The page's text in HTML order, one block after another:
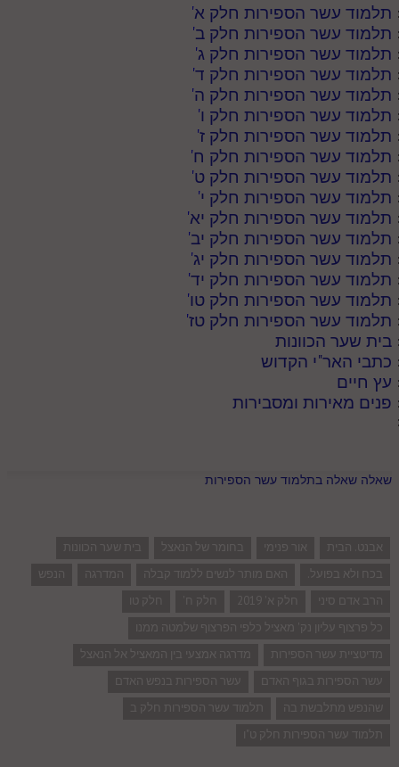
תלמוד עשר הספירות חלק א'
תלמוד עשר הספירות חלק ב'
תלמוד עשר הספירות חלק ג'
תלמוד עשר הספירות חלק ד'
תלמוד עשר הספירות חלק ה'
תלמוד עשר הספירות חלק ו'
תלמוד עשר הספירות חלק ז'
תלמוד עשר הספירות חלק ח'
תלמוד עשר הספירות חלק ט'
תלמוד עשר הספירות חלק י'
תלמוד עשר הספירות חלק יא'
תלמוד עשר הספירות חלק יב'
תלמוד עשר הספירות חלק יג'
תלמוד עשר הספירות חלק יד'
תלמוד עשר הספירות חלק טו'
תלמוד עשר הספירות חלק טז'
בית שער הכוונות
כתבי האר"י הקדוש
עץ חיים
פנים מאירות ומסבירות
שאלה שאלה בתלמוד עשר הספירות
אבנט. הבית אור פנימי בחומר של הנאצל
בית שער הכוונות
בכח ולא בפועל.
האם מותר לנשים ללמוד קבלה המדרגה
הנפש
הרב אדם סיני
חלק א' 2019 חלק ח'
חלק טו
כל פרצוף עליון נק' מאציל כלפי הפרצוף שלמטה ממנו
מדיטציית עשר הספירות
מדרגה אמצעי בין המאציל אל הנאצל
עשר הספירות בגוף האדם
עשר הספירות בנפש האדם
שהנפש מתלבשת בה
תלמוד עשר הספירות חלק ב
תלמוד עשר הספירות חלק ט"ו